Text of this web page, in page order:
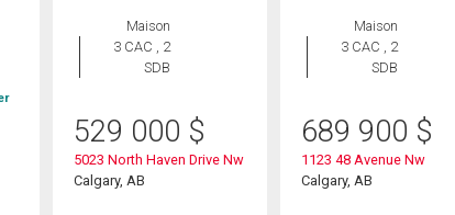
Maison
3 CAC , 2
SDB
529 000 $
5023 North Haven Drive Nw
Calgary, AB
Maison
3 CAC , 2
SDB
689 900 $
1123 48 Avenue Nw
Calgary, AB